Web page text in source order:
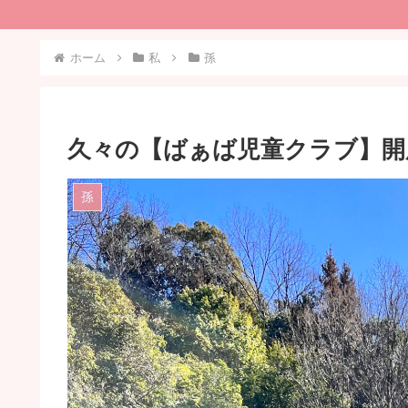
ホーム 私 孫
久々の【ばぁば児童クラブ】
孫